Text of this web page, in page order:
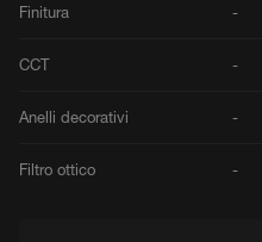
Finitura -
CCT -
Anelli decorativi -
Filtro ottico -